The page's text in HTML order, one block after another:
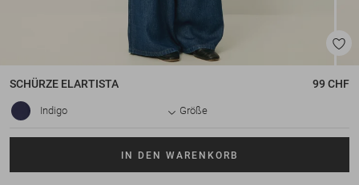
SCHÜRZE ELARTISTA 99 CHF
Indigo Größe
IN DEN WARENKORB